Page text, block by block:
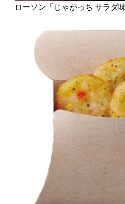
ローソン「じゃがっち サラダ味